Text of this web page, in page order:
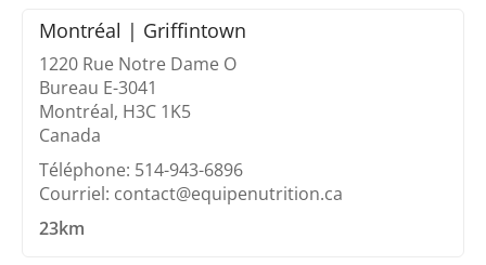
Montréal | Griffintown
1220 Rue Notre Dame O
Bureau E-3041
Montréal, H3C 1K5
Canada
Téléphone: 514-943-6896
Courriel: contact@equipenutrition.ca
23km